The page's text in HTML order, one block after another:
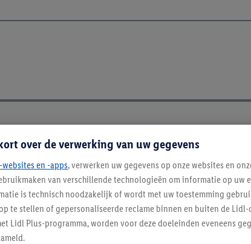
Blijf op de
over de verwerking van uw gegevens
en -apps, verwerken uw gegevens op onze websites en
van verschillende technologieën om informatie op uw
is technisch noodzakelijk of wordt met uw toestemming
te stellen of gepersonaliseerde reclame binnen en buiten de Lidl-
Lidl Plus-programma, worden voor deze doeleinden eveneens